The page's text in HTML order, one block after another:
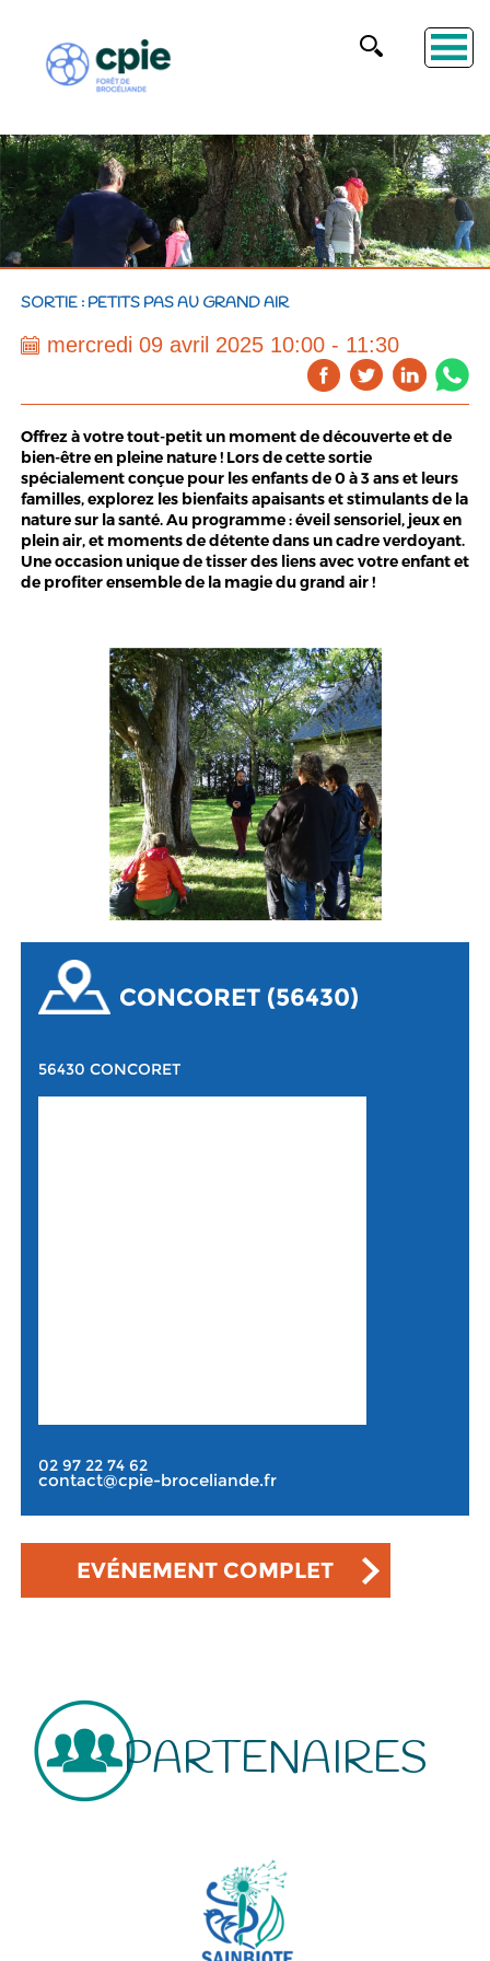
SORTIE : PETITS PAS AU GRAND AIR
mercredi 09 avril 2025 10:00 - 11:30
Offrez à votre tout-petit un moment de découverte et de
bien-être en pleine nature ! Lors de cette sortie
spécialement conçue pour les enfants de 0 à 3 ans et leurs
familles, explorez les bienfaits apaisants et stimulants de la
nature sur la santé. Au programme : éveil sensoriel, jeux en
plein air, et moments de détente dans un cadre verdoyant.
Une occasion unique de tisser des liens avec votre enfant et
de profiter ensemble de la magie du grand air !
CONCORET (56430)
56430 CONCORET
02 97 22 74 62
contact@cpie-broceliande.fr
EVÉNEMENT COMPLET
PARTENAIRES